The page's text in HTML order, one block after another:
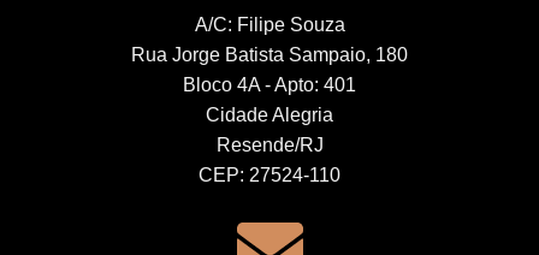
A/C: Filipe Souza
Rua Jorge Batista Sampaio, 180
Bloco 4A - Apto: 401
Cidade Alegria
Resende/RJ
CEP: 27524-110